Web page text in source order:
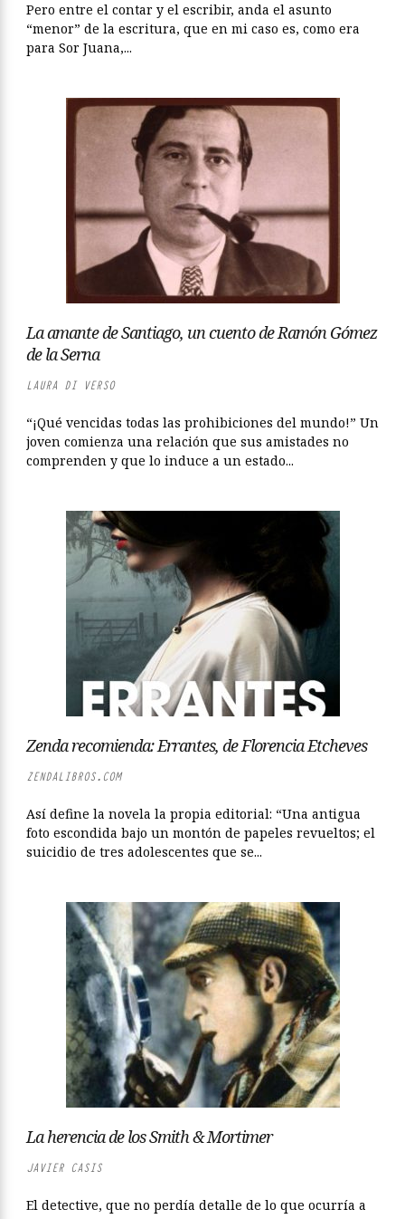
Pero entre el contar y el escribir, anda el asunto
“menor” de la escritura, que en mi caso es, como era
para Sor Juana,...
La amante de Santiago, un cuento de Ramón Gómez
de la Serna
LAURA DI VERSO
“¡Qué vencidas todas las prohibiciones del mundo!” Un
joven comienza una relación que sus amistades no
comprenden y que lo induce a un estado...
Zenda recomienda: Errantes, de Florencia Etcheves
ZENDALIBROS.COM
Así define la novela la propia editorial: “Una antigua
foto escondida bajo un montón de papeles revueltos; el
suicidio de tres adolescentes que se...
La herencia de los Smith & Mortimer
JAVIER CASIS
El detective, que no perdía detalle de lo que ocurría a